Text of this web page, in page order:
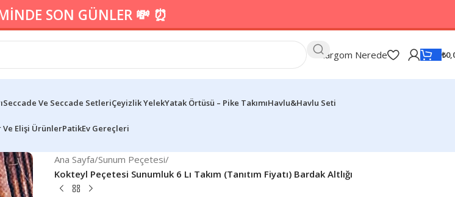
SON GÜNLER 💸 ⏰
Kargom Nerede ₺
Seccade Ve Seccade SetleriÇeyizlik YelekYatak Örtüsü – Pike TakımıHavlu&Havlu Seti
Ve Elişi ÜrünlerPatikEv Gereçleri
Ana Sayfa/Sunum Peçetesi/
Kokteyl Peçetesi Sunumluk 6 Lı Takım (Tanıtım Fiyatı) Bardak Altlığı